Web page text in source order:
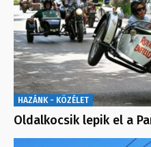
HAZÁNK - KÖZÉLET
Oldalkocsik lepik el a